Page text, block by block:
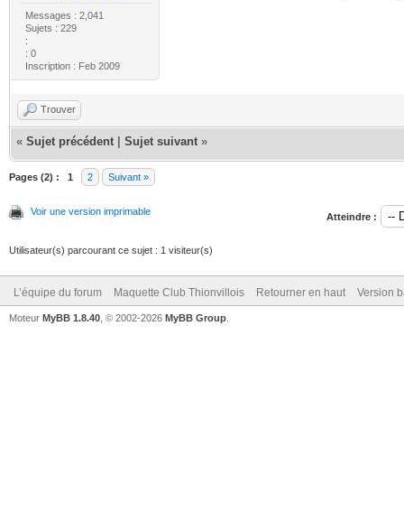
Messages : 2,041
Sujets : 229
:
: 0
Inscription : Feb 2009
Trouver
« Sujet précédent Sujet suivant »
Pages (2) : 1 2 Suivant »
Voir une version imprimable Atteindre :
Utilisateur(s) parcourant ce sujet : 1 visiteur(s)
L’équipe du forum Maquette Club Thionvillois Retourner en haut Version
Moteur MyBB 1.8.40 , © 2002-2026 MyBB Group